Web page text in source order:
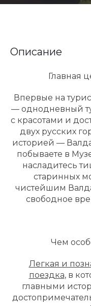
Описание
Главная
Впервые на
— однодневный
с красотами и
двух русских
историей —
побываете в
насладитесь
старинных
чистейшим
свободное
Чем
Легкая и
поездка, в
главными